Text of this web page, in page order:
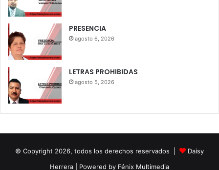
PRESENCIA
agosto 6, 2026
LETRAS PROHIBIDAS
agosto 5, 2026
© Copyright 2026, todos los derechos reservados |
Daisy
Herrera | Powered by Fénix Multimedia